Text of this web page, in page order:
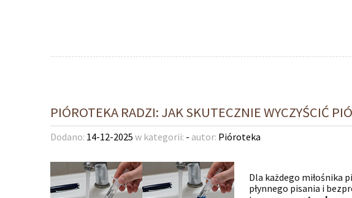
PIÓROTEKA RADZI: JAK SKUTECZNIE WYCZYŚCIĆ
Dodano: 14-12-2025 w kategorii: - autor: Pióroteka
Dla każdego miłośnika
płynnego pisania i